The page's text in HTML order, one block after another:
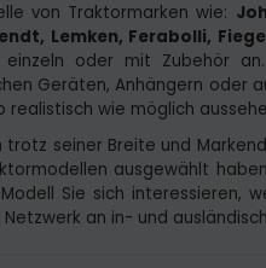
von Traktormarken wie:
Lemken, Ferabolli,
einzeln oder mit Zubehör
Geräten, Anhängern oder
realistisch wie möglich
trotz seiner Breite und
ausgewählt
Sie sich interessieren,
an in- und